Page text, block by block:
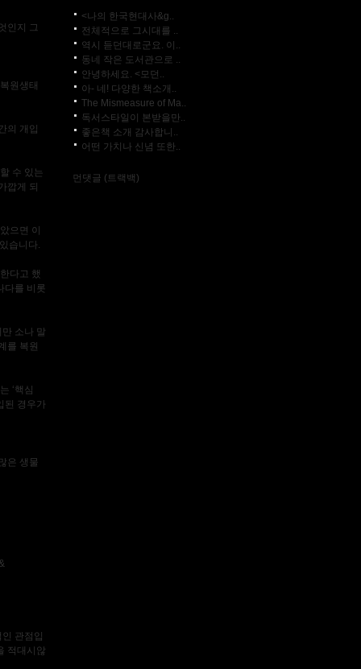
인지 그
원생태
의 개입
수 있는
깝게 되
으면 이
습니다.
다고 했
다를 비롯
소나 말
를 복원
‘핵심
경우가
은 생물
관점입
적대시않
<나의 한국현대사&g..
전체적으로 그시대를 ..
역시 듣던대로군요. 이..
동네 작은 도서관으로 ..
안녕하세요. <모던..
아- 네! 다양한 책소개..
The Mismeasure of Ma..
독서스타일이 본받을만..
좋은책 소개 감사합니..
어떤 가치나 신념 또한..
먼댓글 (트랙백)